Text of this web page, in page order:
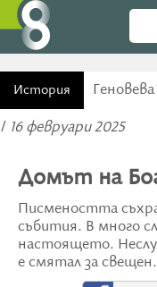
История
/ 16 февруари 2025
Домът на
Писмеността
събития. В много
настоящето.
е смятал за свещен.